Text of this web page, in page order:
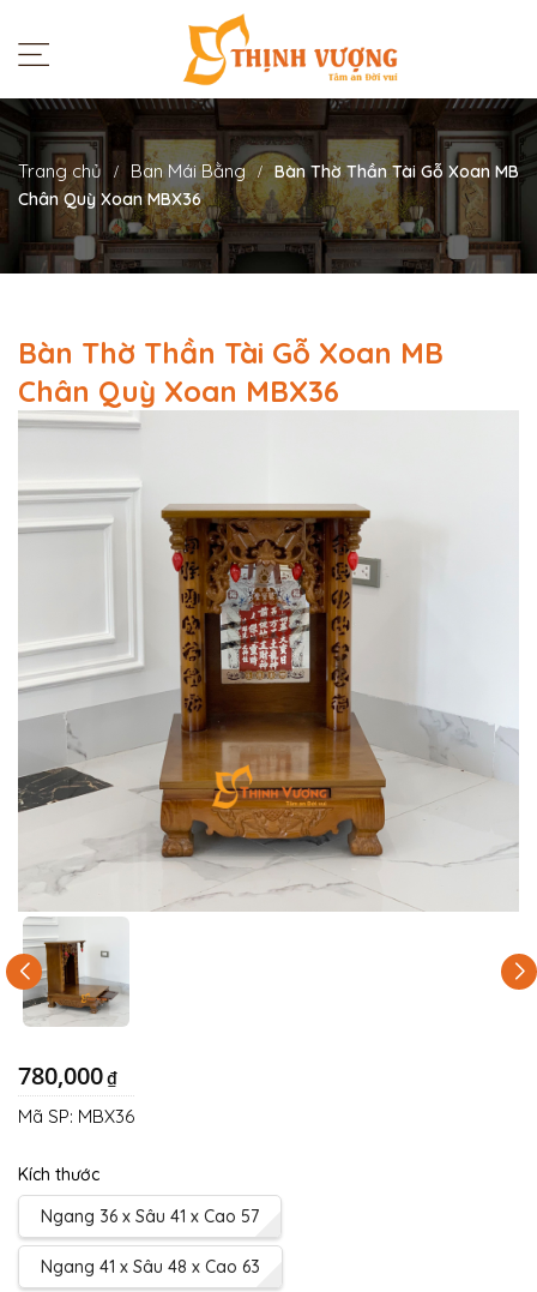
Trang chủ Ban Mái Bằng
Bàn Thờ Thần Tài Gỗ Xoan MB
Chân Quỳ Xoan MBX36
Bàn Thờ Thần Tài Gỗ Xoan MB
Chân Quỳ Xoan MBX36
780,000₫
Kích thước
Ngang 36 x Sâu 41 x Cao 57
Ngang 41 x Sâu 48 x Cao 63
Mã SP: MBX36